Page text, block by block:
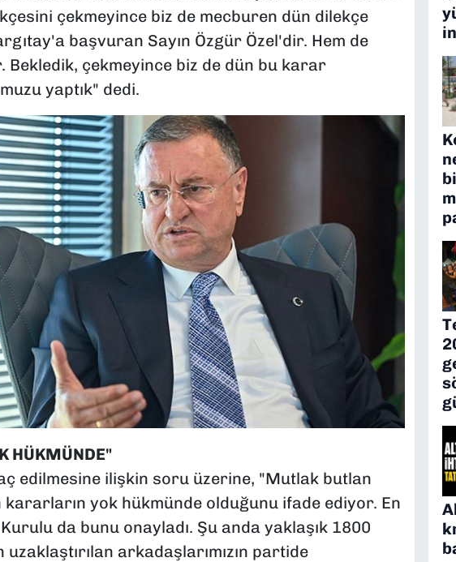
çekmeyince biz de mecburen dün dilekçe
başvuran Sayın Özgür Özel'dir. Hem de
Bekledik, çekmeyince biz de dün bu karar
yaptık" dedi.
HÜKMÜNDE"
edilmesine ilişkin soru üzerine, "Mutlak butlan
kararların yok hükmünde olduğunu ifade ediyor. En
da bunu onayladı. Şu anda yaklaşık 1800
arkadaşlarımızın partide